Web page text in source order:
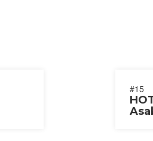
#15